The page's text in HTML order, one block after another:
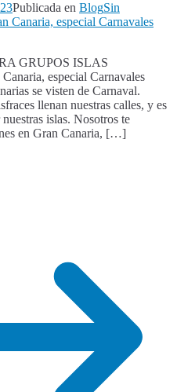
Publicada en BlogSin
Canaria, especial Carnavales
GRUPOS ISLAS
especial Carnavales
se visten de Carnaval.
llenan nuestras calles, y es
islas. Nosotros te
en Gran Canaria, […]